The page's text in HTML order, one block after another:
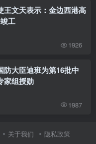
王文天表示：金边西港高
工
1926
防大臣迪班为第16批中
家组授勋
1987
关于我们 隐私政策